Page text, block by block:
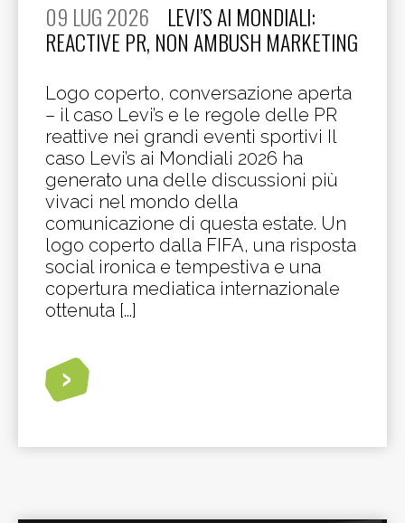
09 LUG 2026
LEVI’S AI MONDIALI:
REACTIVE PR, NON AMBUSH MARKETING
Logo coperto, conversazione aperta
– il caso Levi’s e le regole delle PR
reattive nei grandi eventi sportivi Il
caso Levi’s ai Mondiali 2026 ha
generato una delle discussioni più
vivaci nel mondo della
comunicazione di questa estate. Un
logo coperto dalla FIFA, una risposta
social ironica e tempestiva e una
copertura mediatica internazionale
ottenuta [...]